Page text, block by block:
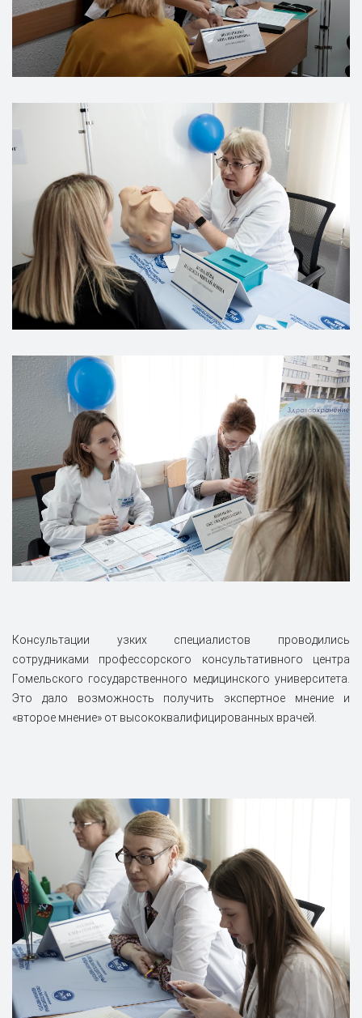
Консультации узких специалистов проводились
сотрудниками профессорского консультативного центра
Гомельского государственного медицинского университета.
Это дало возможность получить экспертное мнение и
«второе мнение» от высококвалифицированных врачей.